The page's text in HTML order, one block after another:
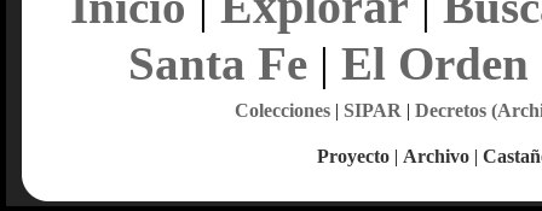
Santa Fe| El Orden
Colecciones| SIPAR | Decretos
Proyecto | Archivo |